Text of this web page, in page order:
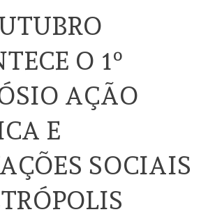
O 1º
AÇÃO
E
SOCIAIS